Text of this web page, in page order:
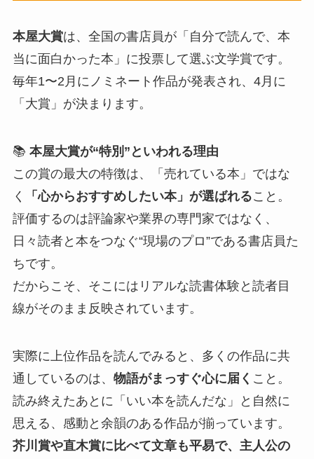
本屋大賞は、全国の書店員が「自分で読んで、本
当に面白かった本」に投票して選ぶ文学賞です。
毎年1〜2月にノミネート作品が発表され、4月に
「大賞」が決まります。
📚 本屋大賞が“特別”といわれる理由
この賞の最大の特徴は、「売れている本」ではな
く
「心からおすすめしたい本」が選ばれること。
評価するのは評論家や業界の専門家ではなく、
日々読者と本をつなぐ“現場のプロ”である書店員た
ちです。
だからこそ、そこにはリアルな読書体験と読者目
線がそのまま反映されています。
実際に上位作品を読んでみると、多くの作品に共
通しているのは、 物語がまっすぐ心に届く こと。
読み終えたあとに「いい本を読んだな」と自然に
思える、感動と余韻のある作品が揃っています。
芥川賞や直木賞に比べて文章も平易で、主人公の